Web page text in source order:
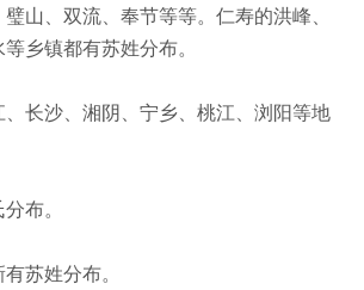
山、双流、奉节等等。仁寿的洪峰、
乡镇都有苏姓分布。
长沙、湘阴、宁乡、桃江、浏阳等地
布。
苏姓分布。